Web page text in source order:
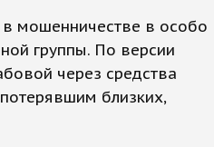
мошенничестве в особо
группы. По версии
через средства
близких,